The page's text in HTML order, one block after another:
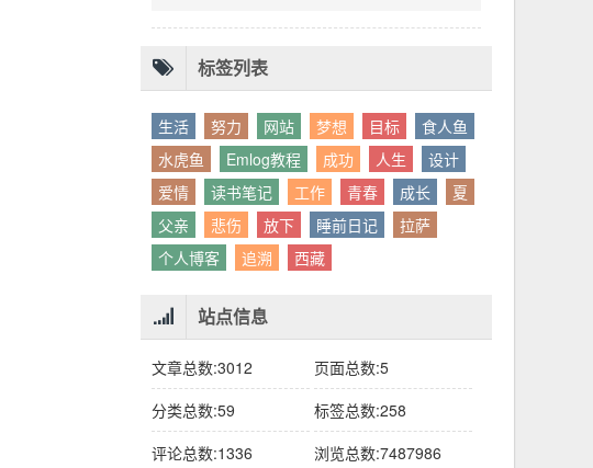
标签列表
生活 努力 网站 梦想 目标
食人鱼
水虎鱼
Emlog教程 成功 人生
设计
爱情
读书笔记 工作 青春 成长
夏
父亲
悲伤 放下 睡前日记
拉萨
个人博客
追溯 西藏
站点信息
文章总数:3012
页面总数:5
分类总数:59
标签总数:258
评论总数:1336
浏览总数:7487986